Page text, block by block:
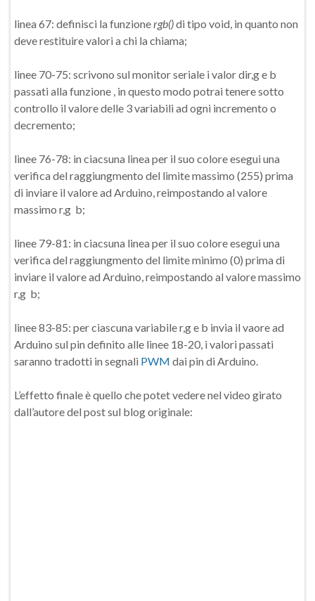
linea 67: definisci la funzionergb()di tipo void, in quanto non
deve restituire valori a chi la chiama;
linee 70-75: scrivono sul monitor seriale i valor dir,g e b
passati alla funzione , in questo modo potrai tenere sotto
controllo il valore delle 3 variabili ad ogni incremento o
decremento;
linee 76-78: in ciacsuna linea per il suo colore esegui una
verifica del raggiungmento del limite massimo (255) prima
di inviare il valore ad Arduino, reimpostando al valore
massimo r,g b;
linee 79-81: in ciacsuna linea per il suo colore esegui una
verifica del raggiungmento del limite minimo (0) prima di
inviare il valore ad Arduino, reimpostando al valore massimo
r,g b;
linee 83-85: per ciascuna variabile r,g e b invia il vaore ad
Arduino sul pin definito alle linee 18-20, i valori passati
saranno tradotti in segnali PWM dai pin di Arduino.
L’effetto finale è quello che potet vedere nel video girato
dall’autore del post sul blog originale: